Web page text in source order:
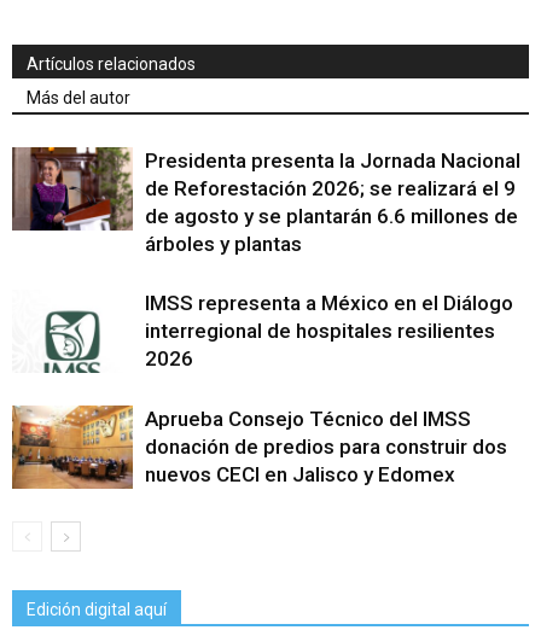
Artículos relacionados
Más del autor
Presidenta presenta la Jornada Nacional
de Reforestación 2026; se realizará el 9
de agosto y se plantarán 6.6 millones de
árboles y plantas
IMSS representa a México en el Diálogo
interregional de hospitales resilientes
2026
Aprueba Consejo Técnico del IMSS
donación de predios para construir dos
nuevos CECI en Jalisco y Edomex
Edición digital aquí